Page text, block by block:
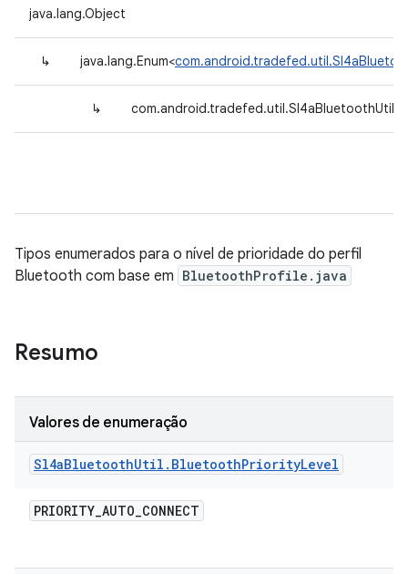
java.lang.Object
↳ java.lang.Enum<
↳
Tipos enumerados para o nível de prioridade do perfil
Bluetooth com base em BluetoothProfile.java
Resumo
Valores de enumeração
Sl4aBluetoothUtil . BluetoothPriorityLevel
PRIORITY_AUTO_CONNECT